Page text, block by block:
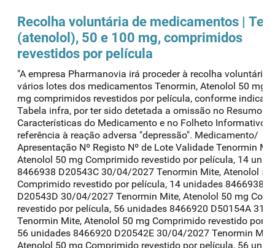
Recolha voluntária de medicamentos |
(atenolol), 50 e 100 mg, comprimidos
revestidos por película
"A empresa Pharmanovia irá proceder à recolha voluntária
vários lotes dos medicamentos Tenormin, Atenolol 50 mg
mg comprimidos revestidos por película, conforme
Tabela infra, por ter sido detetada a omissão no Resumo
Características do Medicamento e no Folheto Informativo, a
referência à reação adversa "depressão". Medicamento/
Apresentação Nº Registo Nº de Lote Validade Tenormin
Atenolol 50 mg Comprimido revestido por película, 14
8466938 D20543C 30/04/2027 Tenormin Mite, Atenolol 50
Comprimido revestido por película, 14 unidades 8466938
D20543D 30/04/2027 Tenormin Mite, Atenolol 50 mg
revestido por película, 56 unidades 8466920 D50154A 31/
Tenormin Mite, Atenolol 50 mg Comprimido revestido por
56 unidades 8466920 D20542E 30/04/2027 Tenormin
Atenolol 50 mg Comprimido revestido por película, 56